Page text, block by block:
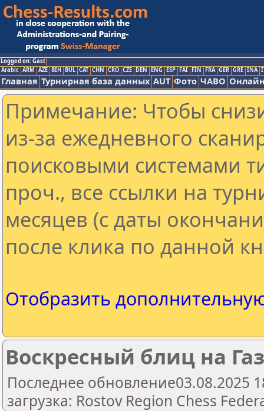
Logged on: Gast
Arabic ARM AZE BIH BUL CAT CHN CRO CZE DEN ENG ESP FAI FIN FRA GER GRE INA
Главная Турнирная база данных AUT Фото ЧАВО
Примечание: Чтобы
из-за ежедневного
поисковыми системами
проч., все ссылки на
месяцев (с даты
после клика по данной
Отобразить
Воскресный блиц на
Последнее обновление03.08.2025
загрузка: Rostov Region Chess